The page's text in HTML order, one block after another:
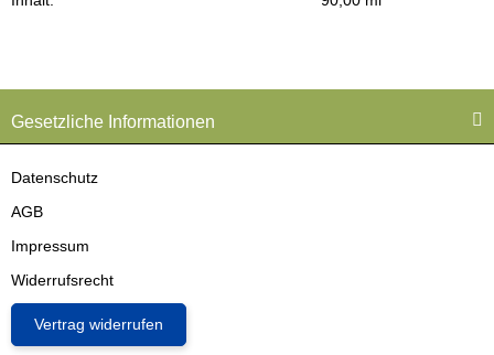
Gesetzliche Informationen
Datenschutz
AGB
Impressum
Widerrufsrecht
Vertrag widerrufen